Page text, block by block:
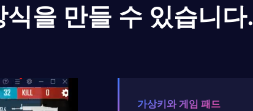
을 만들 수 있습니다.
가상키와 게임 패드